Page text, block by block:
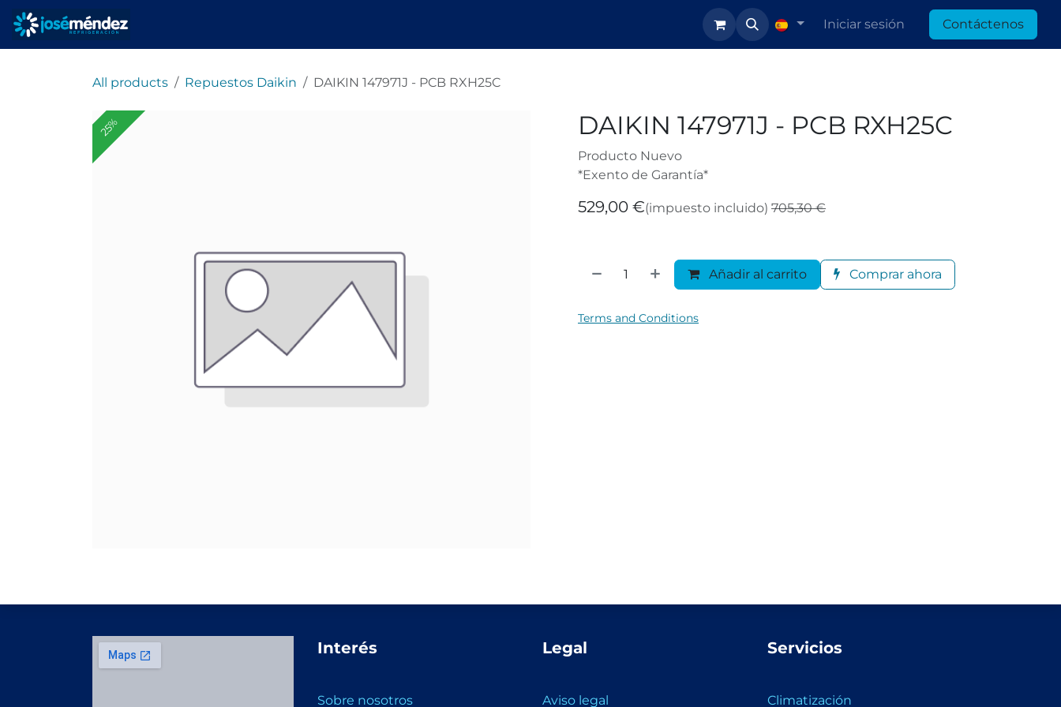
Ir al contenido
Iniciar sesión Contáctenos
All products Repuestos Daikin DAIKIN 147971J - PCB RXH25C
25% DAIKIN 147971J - PCB RXH25C
Producto Nuevo
*Exento de Garantía*
529,00 €(impuesto incluido) 705,30€
Añadir al carrito Comprar ahora
Terms and Conditions
Interés
Sobre nosotros
Legal
Aviso legal
Servicios
Climatización